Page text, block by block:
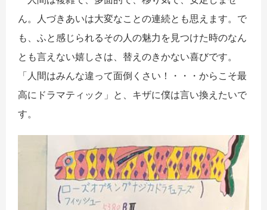
ん。人づきあいは大変なことの連続とも思えます。で
も、ふと感じられるその人の魅力を見つけた時のなん
とも言えない嬉しさは、替えのきかない喜びです。
「人間はみんな違って面倒くさい！・・・からこそ最
高にドラマティック」と、キザに僕は言い換えたいで
す。